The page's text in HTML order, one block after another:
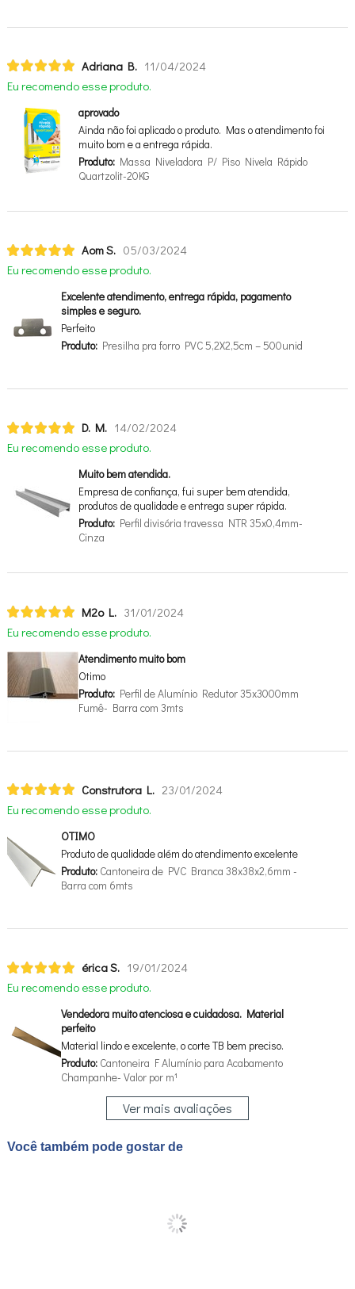
Adriana B. 11/04/2024
Eu recomendo esse produto.
aprovado
Ainda não foi aplicado o produto. Mas o atendimento foi
muito bom e a entrega rápida.
Produto:Massa Niveladora P/ Piso Nivela Rápido
Quartzolit-20KG
Aom S. 05/03/2024
Eu recomendo esse produto.
Excelente atendimento, entrega rápida, pagamento
simples e seguro.
Perfeito
Produto:Presilha pra forro PVC 5,2X2,5cm – 500unid
D. M. 14/02/2024
Eu recomendo esse produto.
Muito bem atendida.
Empresa de confiança, fui super bem atendida,
produtos de qualidade e entrega super rápida.
Produto:Perfil divisória travessa NTR 35x0,4mm-
Cinza
M2o L. 31/01/2024
Eu recomendo esse produto.
Atendimento muito bom
Otimo
Produto:Perfil de Alumínio Redutor 35x3000mm
Fumê- Barra com 3mts
Construtora L. 23/01/2024
Eu recomendo esse produto.
OTIMO
Produto de qualidade além do atendimento excelente
Produto:Cantoneira de PVC Branca 38x38x2,6mm -
Barra com 6mts
érica S. 19/01/2024
Eu recomendo esse produto.
Vendedora muito atenciosa e cuidadosa. Material
perfeito
Material lindo e excelente, o corte TB bem preciso.
Produto:Cantoneira F Alumínio para Acabamento
Champanhe- Valor por m¹
Ver mais avaliações
Você também pode gostar de